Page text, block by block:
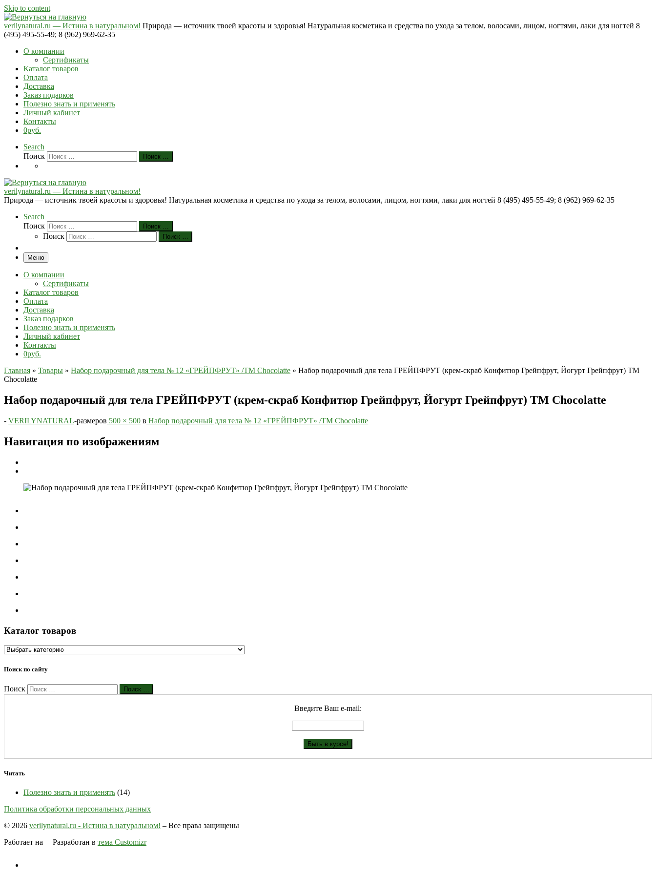
Skip to content
verilynatural.ru — Истина в натуральном! Природа — источник твоей красоты и здоровья! Натуральная косметика и средства по ухода за телом, волосами, лицом, ногтями, лаки для ногтей 8
(495) 495-55-49; 8 (962) 969-62-35
О компании
Сертификаты
Каталог товаров
Оплата
Доставка
Заказ подарков
Полезно знать и применять
Личный кабинет
Контакты
0руб.
Search
Поиск
Поиск …
verilynatural.ru — Истина в натуральном!
Природа — источник твоей красоты и здоровья! Натуральная косметика и средства по ухода за телом, волосами, лицом, ногтями, лаки для ногтей 8 (495) 495-55-49; 8 (962) 969-62-35
Search
Поиск
Поиск …
Поиск Поиск …
Меню
О компании
Сертификаты
Каталог товаров
Оплата
Доставка
Заказ подарков
Полезно знать и применять
Личный кабинет
Контакты
0руб.
Главная » Товары » Набор подарочный для тела № 12 «ГРЕЙПФРУТ» /ТМ Chocolatte » Набор подарочный для тела ГРЕЙПФРУТ (крем-скраб Конфитюр Грейпфрут, Йогурт Грейпфрут) ТМ
Chocolatte
Набор подарочный для тела ГРЕЙПФРУТ (крем-скраб Конфитюр Грейпфрут, Йогурт Грейпфрут) ТМ Chocolatte
- VERILYNATURAL-размеров 500 × 500 в Набор подарочный для тела № 12 «ГРЕЙПФРУТ» /ТМ Chocolatte
Навигация по изображениям
Каталог товаров
Поиск по сайту
Поиск Поиск …
Введите Ваш е-mail:
Читать
Полезно знать и применять (14)
Политика обработки персональных данных
© 2026 verilynatural.ru - Истина в натуральном! – Все права защищены
Работает на – Разработан в тема Customizr